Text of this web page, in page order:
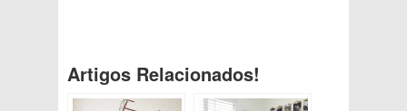
Artigos Relacionados!